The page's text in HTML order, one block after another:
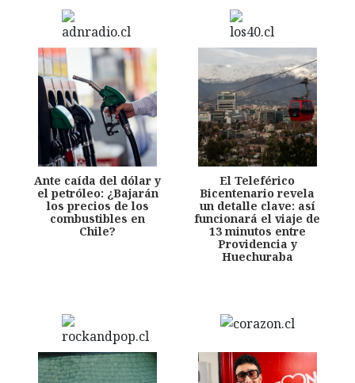
Ante caída del dólar y
el petróleo: ¿Bajarán
los precios de los
combustibles en
Chile?
El Teleférico
Bicentenario revela
un detalle clave: así
funcionará el viaje de
13 minutos entre
Providencia y
Huechuraba